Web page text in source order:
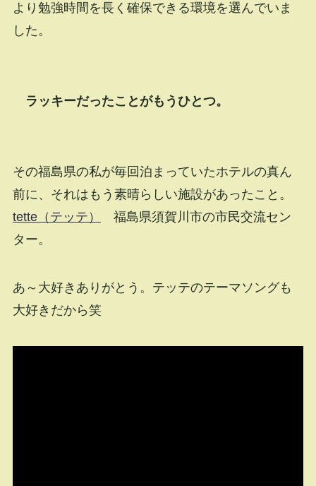
より勉強時間を長く確保できる環境を選んでいま
した。
ラッキーだったことがもうひとつ。
その福島県の私が毎回泊まっていたホテルの真ん
前に、それはもう素晴らしい施設があったこと。
tette（テッテ）
福島県須賀川市の市民交流セン
ター。
あ～大好きありがとう。テッテのテーマソングも
大好きだから笑